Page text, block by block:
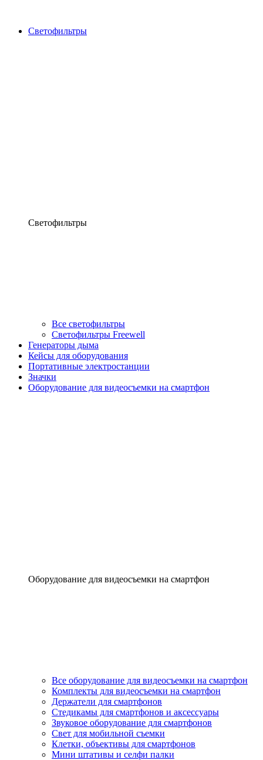
Светофильтры
Светофильтры
Все светофильтры
Светофильтры Freewell
Генераторы дыма
Кейсы для оборудования
Портативные электростанции
Значки
Оборудование для видеосъемки на смартфон
Оборудование для видеосъемки на смартфон
Все оборудование для видеосъемки на смартфон
Комплекты для видеосъемки на смартфон
Держатели для смартфонов
Стедикамы для смартфонов и аксессуары
Звуковое оборудование для смартфонов
Свет для мобильной съемки
Клетки, объективы для смартфонов
Мини штативы и селфи палки